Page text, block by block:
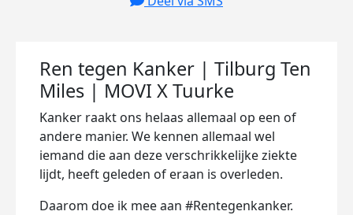
Ren tegen Kanker | Tilburg Ten
Miles | MOVI X Tuurke
Kanker raakt ons helaas allemaal op een of
andere manier. We kennen allemaal wel
iemand die aan deze verschrikkelijke ziekte
lijdt, heeft geleden of eraan is overleden.
Daarom doe ik mee aan #Rentegenkanker.